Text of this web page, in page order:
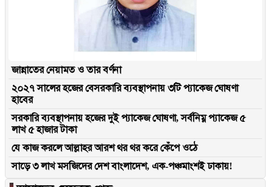
জান্নাতের নেয়ামত ও তার বর্ণনা
২০২৭ সালের হজের বেসরকারি ব্যবস্থাপনায় ৩টি প্যাকেজ ঘোষণা
হাবের
সরকারি ব্যবস্থাপনায় হজের দুই প্যাকেজ ঘোষণা, সর্বনিম্ন প্যাকেজ ৫
লাখ ৫ হাজার টাকা
যে কাজ করলে আল্লাহর আরশ থর থর করে কেঁপে ওঠে
সাড়ে ৩ লাখ মসজিদের দেশ বাংলাদেশ, এক-পঞ্চমাংশই ঢাকায়!